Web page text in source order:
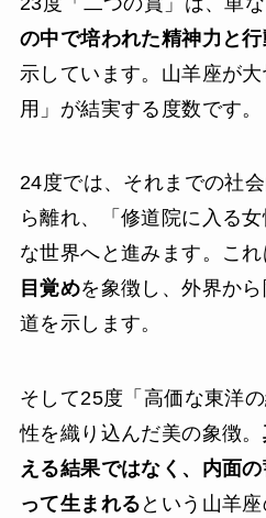
の中で培われた精神力と
示しています。山羊座が
用」が結実する度数です。
24度では、それまでの社
ら離れ、「修道院に入る
な世界へと進みます。こ
目覚めを象徴し、外界か
道を示します。
そして25度「高価な東洋
性を織り込んだ美の象徴。
える結果ではなく、内面
って生まれる という山羊